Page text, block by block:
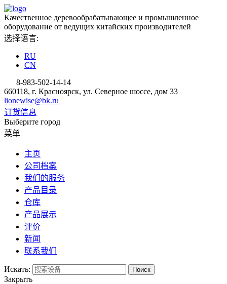
Качественное деревообрабатывающее и промышленное
оборудование от ведущих китайских производителей
选择语言:
RU
CN
8-983-502-14-14
660118, г. Красноярск, ул. Северное шоссе, дом 33
lionewise@bk.ru
订货信息
Выберите город
菜单
主页
公司档案
我们的服务
产品目录
仓库
产品展示
评价
新闻
联系我们
Искать: Поиск
Закрыть